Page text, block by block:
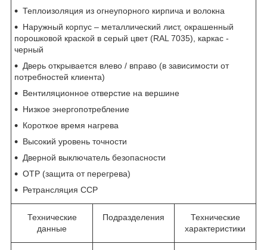
Теплоизоляция из огнеупорного кирпича и волокна
Наружный корпус – металлический лист, окрашенный
порошковой краской в серый цвет (RAL 7035), каркас -
черный
Дверь открывается влево / вправо (в зависимости от
потребностей клиента)
Вентиляционное отверстие на вершине
Низкое энергопотребление
Короткое время нагрева
Высокий уровень точности
Дверной выключатель безопасности
OTP (защита от перегрева)
Ретрансляция ССР
Технические
данные
Подразделения
Технические
характеристики